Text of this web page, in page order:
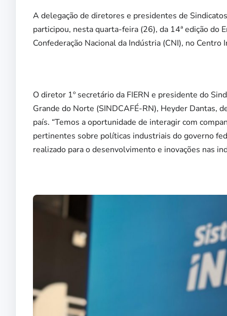
A delegação de diretores e presidentes de
participou, nesta quarta-feira (26), da 14ª edição do
Confederação Nacional da Indústria (CNI), no
O diretor 1º secretário da FIERN e presidente do
Grande do Norte (SINDCAFÉ-RN), Heyder Dantas,
país. “Temos a oportunidade de interagir com
pertinentes sobre políticas industriais do governo
realizado para o desenvolvimento e inovações nas